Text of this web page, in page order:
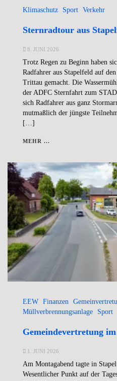
Klimaschutz Sport Verkehr
Sternradtour aus
8. JUNI 2026
Trotz Regen zu Beginn haben
Radfahrer aus Stapelfeld auf
Trittau gemacht. Die
der ADFC Sternfahrt zum
sich Radfahrer aus ganz
mutmaßlich der jüngste
[…]
MEHR ...
EEW Finanzen
Müllverbrennungsanlage
Sport
Gemeindevertretung
1. JUNI 2026
Am Montagabend tagte in
Wesentlicher Punkt auf der